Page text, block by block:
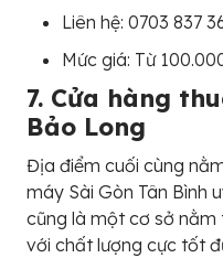
Liên hệ: 0703 837
Mức giá: Từ
7. Cửa hàng
Bảo Long
Địa điểm cuối cùng
máy Sài Gòn Tân Bình
cũng là một cơ sở
với chất lượng cực tốt